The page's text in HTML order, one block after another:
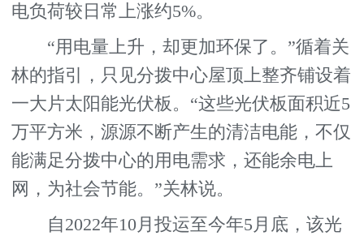
电负荷较日常上涨约5%。
“用电量上升，却更加环保了。”循着关
林的指引，只见分拨中心屋顶上整齐铺设着
一大片太阳能光伏板。“这些光伏板面积近5
万平方米，源源不断产生的清洁电能，不仅
能满足分拨中心的用电需求，还能余电上
网，为社会节能。”关林说。
自2022年10月投运至今年5月底，该光